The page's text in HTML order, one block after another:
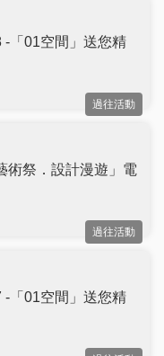
-「01空間」送您精
過往活動
術祭．設計漫遊」電
過往活動